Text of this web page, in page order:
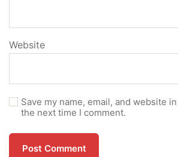
Website
Save my name, email, and website
the next time I comment.